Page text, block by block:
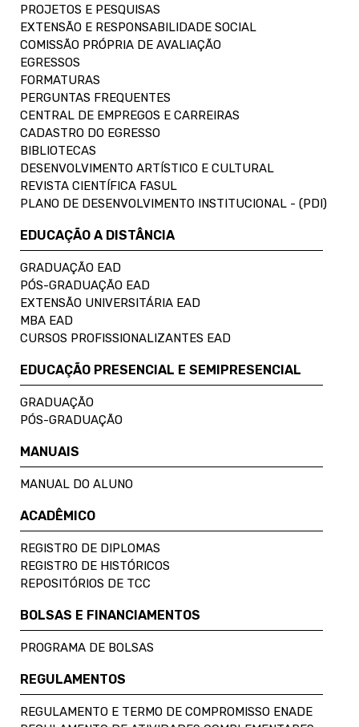
PROJETOS E PESQUISAS
EXTENSÃO E RESPONSABILIDADE SOCIAL
COMISSÃO PRÓPRIA DE AVALIAÇÃO
EGRESSOS
FORMATURAS
PERGUNTAS FREQUENTES
CENTRAL DE EMPREGOS E CARREIRAS
CADASTRO DO EGRESSO
BIBLIOTECAS
DESENVOLVIMENTO ARTÍSTICO E CULTURAL
REVISTA CIENTÍFICA FASUL
PLANO DE DESENVOLVIMENTO INSTITUCIONAL - (PDI)
EDUCAÇÃO A DISTÂNCIA
GRADUAÇÃO EAD
PÓS-GRADUAÇÃO EAD
EXTENSÃO UNIVERSITÁRIA EAD
MBA EAD
CURSOS PROFISSIONALIZANTES EAD
EDUCAÇÃO PRESENCIAL E SEMIPRESENCIAL
GRADUAÇÃO
PÓS-GRADUAÇÃO
MANUAIS
MANUAL DO ALUNO
ACADÊMICO
REGISTRO DE DIPLOMAS
REGISTRO DE HISTÓRICOS
REPOSITÓRIOS DE TCC
BOLSAS E FINANCIAMENTOS
PROGRAMA DE BOLSAS
REGULAMENTOS
REGULAMENTO E TERMO DE COMPROMISSO ENADE